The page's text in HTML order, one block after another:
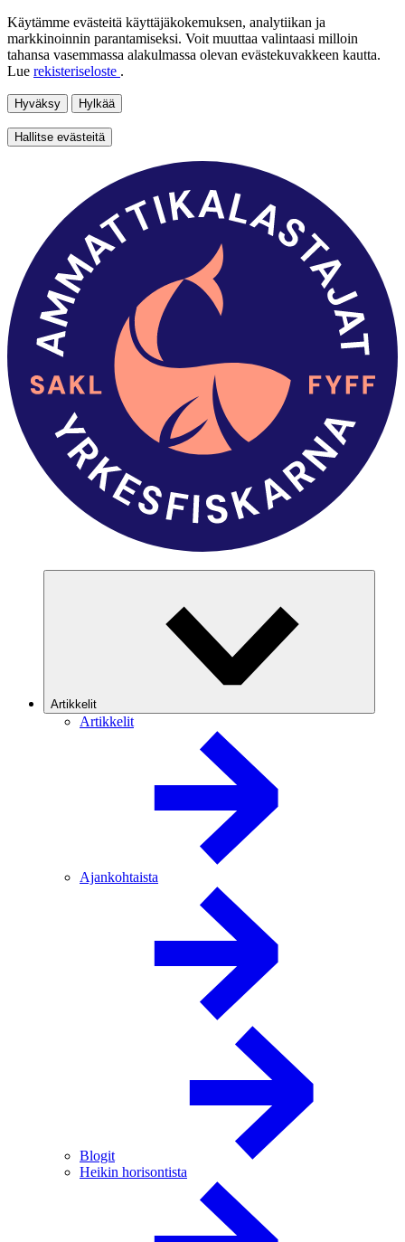
Käytämme evästeitä käyttäjäkokemuksen, analytiikan ja
markkinoinnin parantamiseksi. Voit muuttaa valintaasi milloin
tahansa vasemmassa alakulmassa olevan evästekuvakkeen kautta.
Lue rekisteriseloste .
Hyväksy Hylkää
Hallitse evästeitä
Artikkelit
Artikkelit
Ajankohtaista
Blogit
Heikin horisontista